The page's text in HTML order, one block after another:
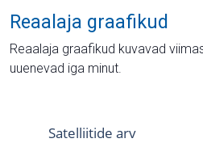
Reaalaja graafikud
Reaalaja graafikud kuvavad
uuenevad iga minut.